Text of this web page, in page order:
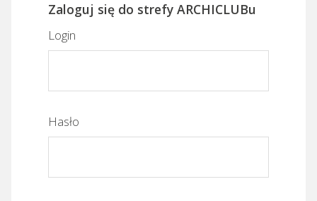
Zaloguj się do strefy ARCHICLUBu
Login
Hasło